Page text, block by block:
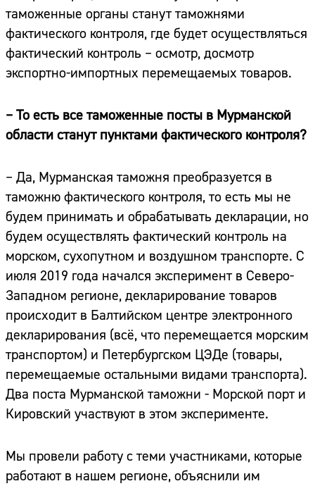
таможенные органы станут таможнями
фактического контроля, где будет осуществляться
фактический контроль – осмотр, досмотр
экспортно-импортных перемещаемых товаров.
– То есть все таможенные посты в Мурманской
области станут пунктами фактического контроля?
– Да, Мурманская таможня преобразуется в
таможню фактического контроля, то есть мы не
будем принимать и обрабатывать декларации, но
будем осуществлять фактический контроль на
морском, сухопутном и воздушном транспорте. С
июля 2019 года начался эксперимент в Северо-
Западном регионе, декларирование товаров
происходит в Балтийском центре электронного
декларирования (всё, что перемещается морским
транспортом) и Петербургском ЦЭДе (товары,
перемещаемые остальными видами транспорта).
Два поста Мурманской таможни - Морской порт и
Кировский участвуют в этом эксперименте.
Мы провели работу с теми участниками, которые
работают в нашем регионе, объяснили им